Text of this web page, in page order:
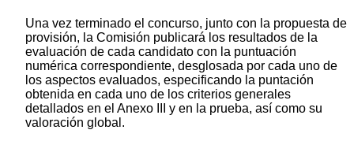
Una vez terminado el concurso, junto con la propuesta de
provisión, la Comisión publicará los resultados de la
evaluación de cada candidato con la puntuación
numérica correspondiente, desglosada por cada uno de
los aspectos evaluados, especificando la puntación
obtenida en cada uno de los criterios generales
detallados en el Anexo III y en la prueba, así como su
valoración global.